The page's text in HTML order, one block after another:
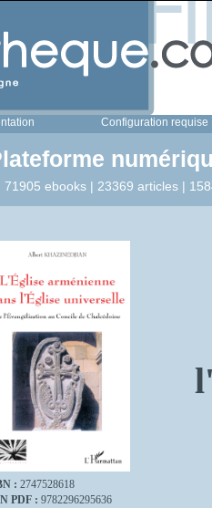
Configuration requise
71905 ebooks | 23369 articles |
: 2747528618
PDF : 9782296295636